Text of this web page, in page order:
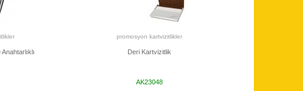
promosyon kartvizitlikler
Deri Kartvizitlik
AK23048